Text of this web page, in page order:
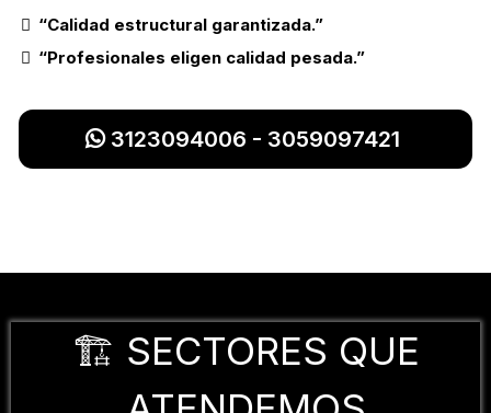
“Calidad estructural garantizada.”
“Profesionales eligen calidad pesada.”
3123094006 - 3059097421
🏗️ SECTORES QUE